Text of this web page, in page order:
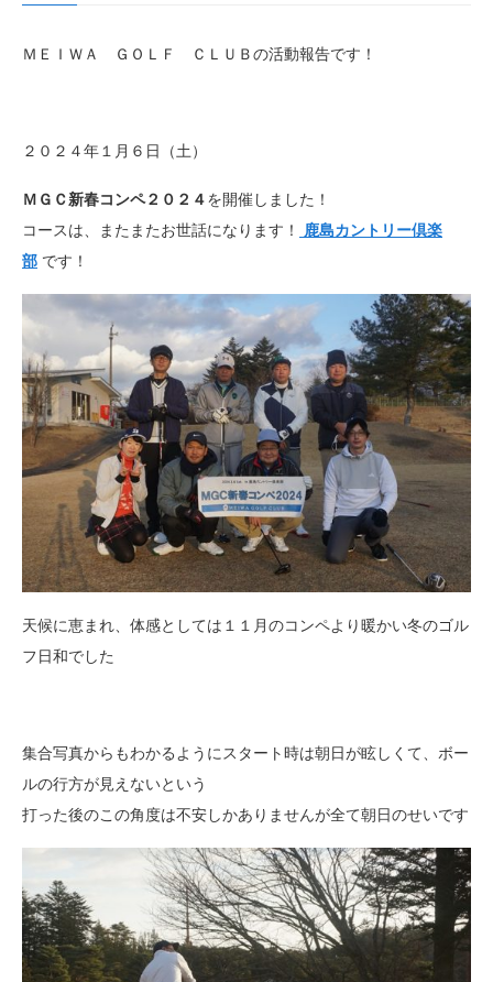
ＭＥＩＷＡ ＧＯＬＦ ＣＬＵＢの活動報告です！
２０２４年１月６日（土）
ＭＧＣ新春コンペ２０２４を開催しました！
コースは、またまたお世話になります！
鹿島カントリー倶楽
部 です！
天候に恵まれ、体感としては１１月のコンペより暖かい冬のゴル
フ日和でした
集合写真からもわかるようにスタート時は朝日が眩しくて、ボー
ルの行方が見えないという
打った後のこの角度は不安しかありませんが全て朝日のせいです